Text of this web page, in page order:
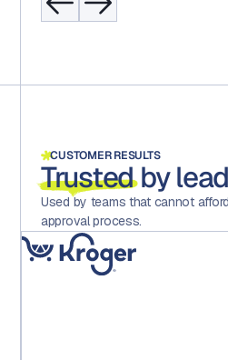
CUSTOMER RESULTS
Trustedby
Used by teams that cannot
approval process.